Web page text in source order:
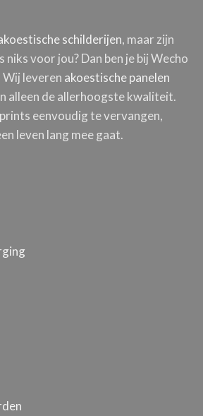
schilderijen, maar zijn
niks voor jou? Dan ben je bij Wecho
leveren akoestische panelen
alleen de allerhoogste kwaliteit.
eenvoudig te vervangen,
leven lang mee gaat.